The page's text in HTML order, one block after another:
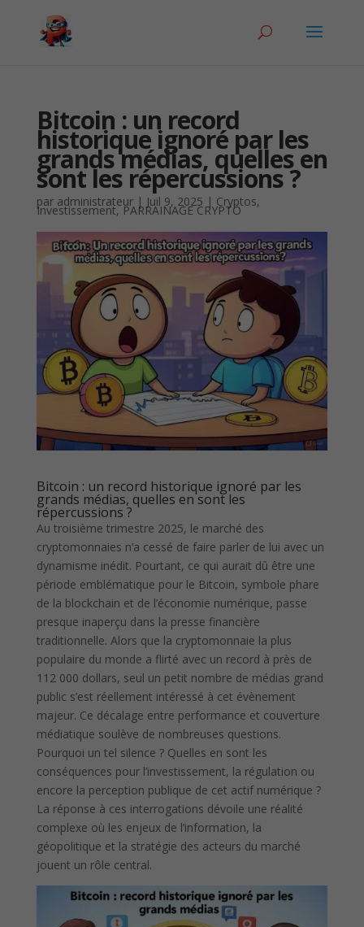
Bitcoin : un record
historique ignoré par les
grands médias, quelles en
sont les répercussions ?
par administrateur| Juil 9, 2025 | Cryptos,
Investissement,PARRAINAGE CRYPTO
Bitcoin : un record historique ignoré par les
grands médias, quelles en sont les
répercussions ?
Au troisième trimestre 2025, le marché des
cryptomonnaies n’a cessé de faire parler de lui avec un
dynamisme inédit. Pourtant, ce qui aurait dû être une
période emblématique pour le Bitcoin, symbole phare
de la blockchain et de l’économie numérique, passe
presque inaperçu dans la presse financière
traditionnelle. Alors que la cryptomonnaie la plus
populaire du monde a flirté avec un record à près de
112 000 dollars, seul un petit nombre de médias grand
public s’est réellement intéressé à cet évènement
majeur. Ce décalage entre performance et couverture
médiatique soulève de nombreuses questions.
Pourquoi un tel silence ? Quelles en sont les
conséquences pour l’investissement, la régulation ou
encore la perception publique de cet actif numérique ?
La réponse à ces interrogations dévoile une réalité
complexe où les enjeux de l’information, la
géopolitique et la stratégie des acteurs du marché
jouent un rôle central.